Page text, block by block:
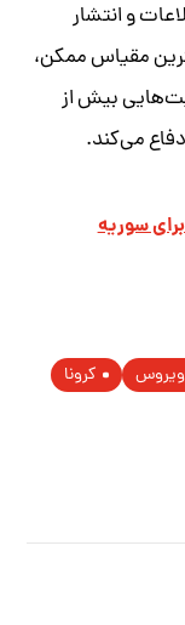
و انتشار
مقیاس ممکن،
بیش از
می‌کند.
برای سوریه
ویروس
کرونا